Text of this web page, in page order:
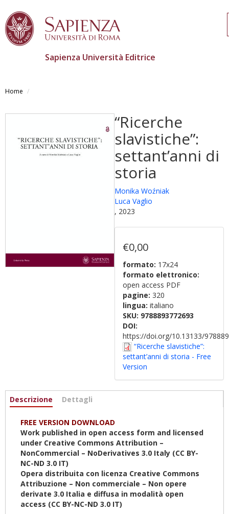
main
Sapienza Università Editrice
Home
“Ricerche
slavistiche”:
settant’anni di
storia
Monika Woźniak
Luca Vaglio
, 2023
€0,00
formato: 17x24
formato elettronico:
open access PDF
pagine: 320
lingua: italiano
SKU: 9788893772693
DOI:
https://doi.org/10.13133/
“Ricerche slavistiche”:
settant’anni di storia - Free
Version
Informazioni
Descrizione (active
Dettagli
FREE VERSION DOWNLOAD
Work published in open access form and licensed
under Creative Commons Attribution –
NonCommercial – NoDerivatives 3.0 Italy (CC BY-
NC-ND 3.0 IT)
Opera distribuita con licenza Creative Commons
Attribuzione – Non commerciale – Non opere
derivate 3.0 Italia e diffusa in modalità open
access (CC BY-NC-ND 3.0 IT)